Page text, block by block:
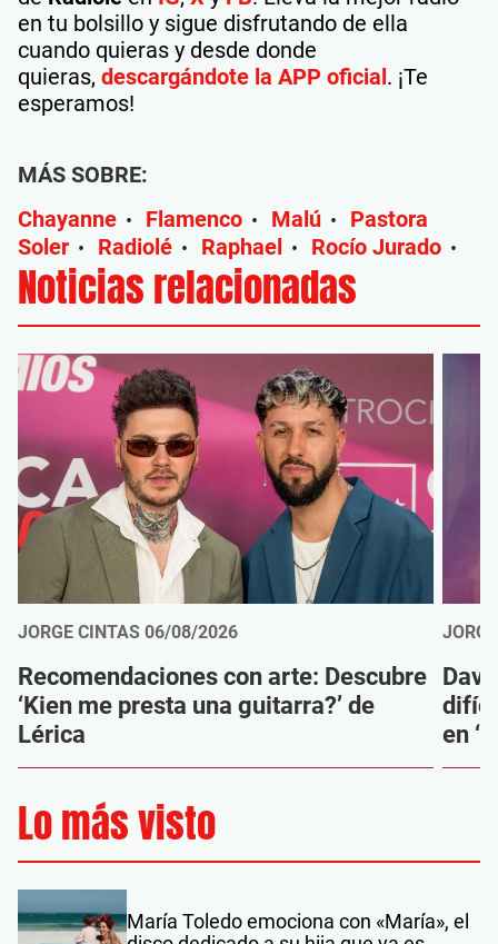
en tu bolsillo y sigue disfrutando de ella
cuando quieras y desde donde
quieras, descargándote la APP oficial. ¡Te
esperamos!
MÁS SOBRE:
Chayanne • Flamenco • Malú • Pastora
Soler • Radiolé • Raphael • Rocío Jurado •
Noticias relacionadas
JORGE CINTAS 06/08/2026
Recomendaciones con arte: Descubre
‘Kien me presta una guitarra?’ de
Lérica
en
Lo más visto
María Toledo emociona con «María», el